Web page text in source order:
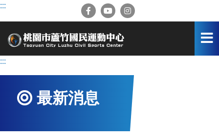
跳
容
:::
:::
最新消息